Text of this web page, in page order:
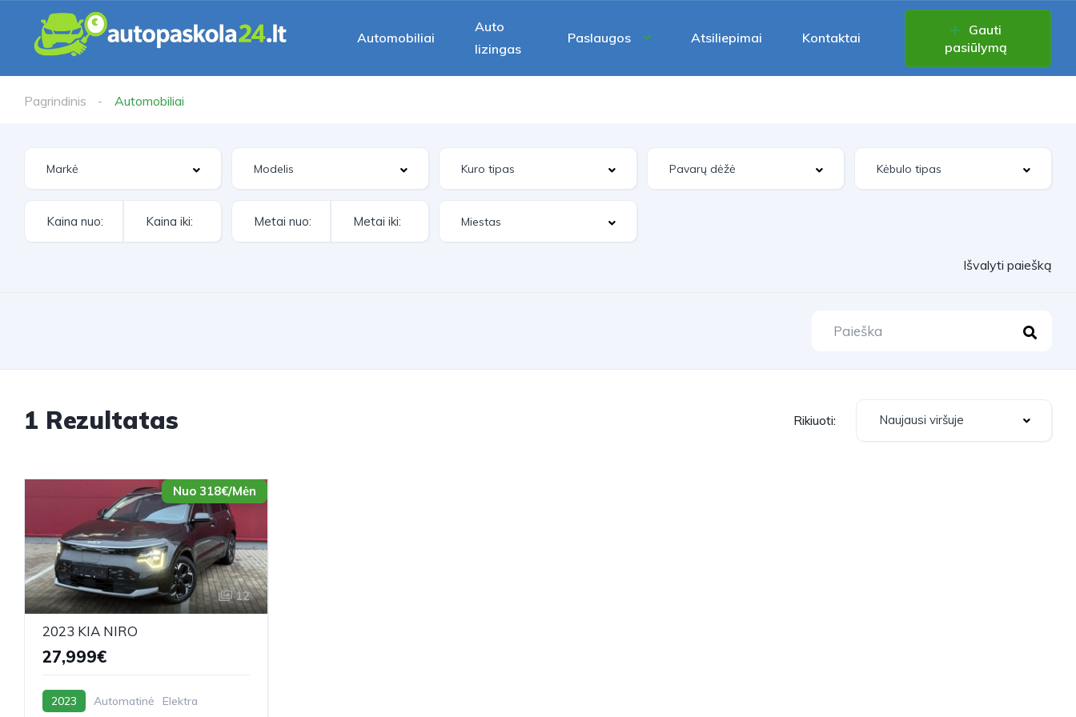
Automobiliai
Auto
lizingas
Paslaugos Atsiliepimai Kontaktai
Gauti
pasiūlymą
Pagrindinis Automobiliai
Išvalyti paiešką
1 Rezultatas Rikiuoti: Naujausi viršuje
Nuo 318€/Mėn
12
2023 KIA NIRO
27,999€
2023 Automatinė Elektra